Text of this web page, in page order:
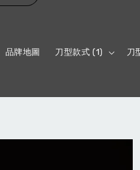
品牌地圖 刀型款式 (1) 刀